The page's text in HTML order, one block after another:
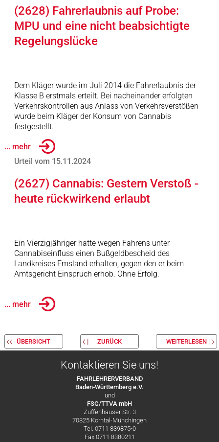
(2628) Fahrerlaubnis auf Probe:
MPU und eine nicht beabsichtigte
Regelungslücke
Dem Kläger wurde im Juli 2014 die Fahrerlaubnis der
Klasse B erstmals erteilt. Bei nacheinander erfolgten
Verkehrskontrollen aus Anlass von Verkehrsverstößen
wurde beim Kläger der Konsum von Cannabis
festgestellt.
... mehr
Urteil vom 15.11.2024
(2627) Cannabis: Gestern Verstoß -
heute rückwirkend erlaubt
Ein Vierzigjähriger hatte wegen Fahrens unter
Cannabiseinfluss einen Bußgeldbescheid des
Landkreises Emsland erhalten, gegen den er beim
Amtsgericht Einspruch erhob. Ohne Erfolg.
... mehr
ÜBERSICHT ZURÜCK WEITERLESEN
Kontaktieren Sie uns!
FAHRLEHRERVERBAND
Baden-Württemberg e.V.
und
FSG/TTVA mbH
Zuffenhauser Str. 3
70825 Korntal-Münchingen
Tel. 0711 839875-0
Fax 0711 8380211